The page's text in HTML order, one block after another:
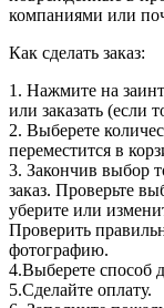
компаниями или
Как сделать заказ:
1. Нажмите на
или заказать (если
2. Выберете
переместится в
3. Закончив выбор
заказ. Проверьте
уберите или
Проверить
фотографию.
4.Выберете способ
5.Сделайте оплату.